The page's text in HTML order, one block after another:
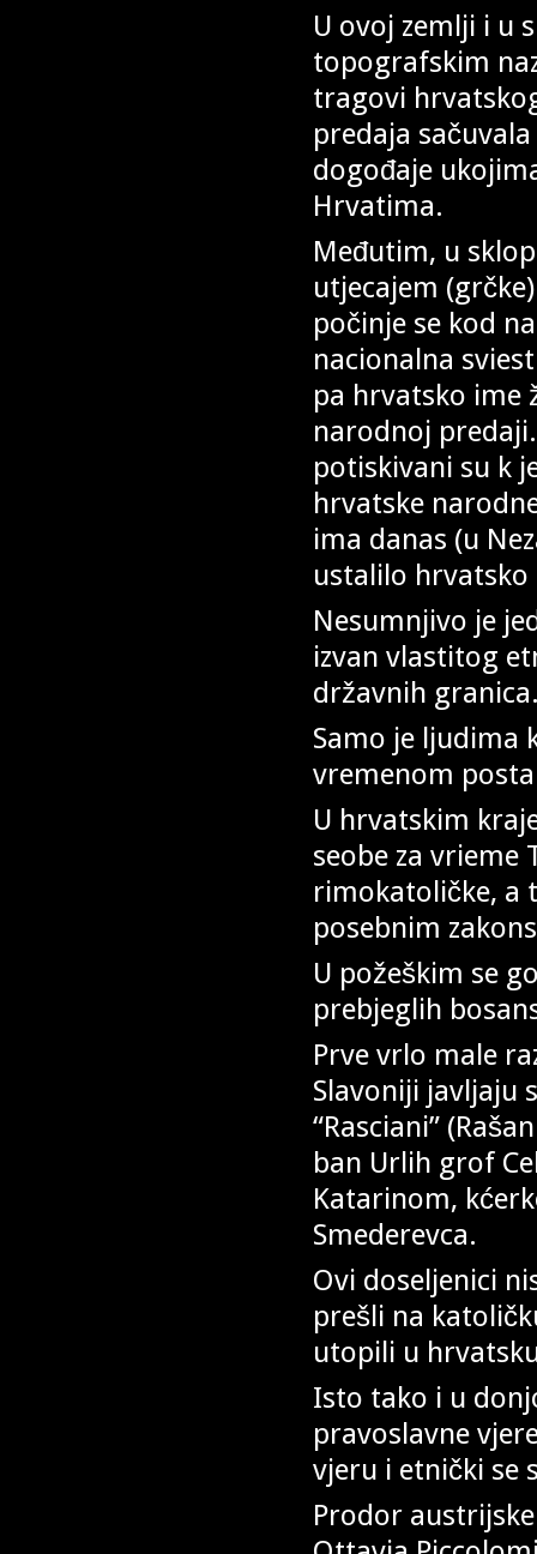
U ovoj zemlji i u
topografskim
tragovi
predaja
dogođaje
Hrvatima.
Međutim, u
utjecajem
počinje se kod
nacionalna
pa hrvatsko ime
narodnoj
potiskivani su k
hrvatske
ima danas (u
ustalilo hrvatsko
Nesumnjivo je
izvan vlastitog
državnih
Samo je ljudima
vremenom
U hrvatskim
seobe za vrieme
rimokatoličke, a
posebnim
U požeškim se
prebjeglih
Prve vrlo male
Slavoniji javljaju
“Rasciani”
ban Urlih grof
Katarinom,
Smederevca.
Ovi doseljenici
prešli na
utopili u
Isto tako i u
pravoslavne
vjeru i etnički se
Prodor